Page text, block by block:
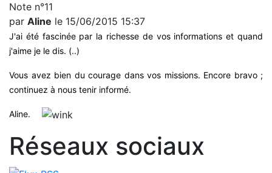
Note n°11
par Aline le 15/06/2015 15:37
J'ai été fascinée par la richesse de vos informations et quand
j'aime je le dis. (..)
Vous avez bien du courage dans vos missions. Encore bravo ;
continuez à nous tenir informé.
Aline.
Réseaux sociaux